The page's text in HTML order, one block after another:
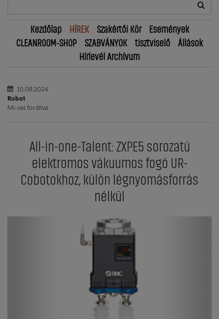
Kezdőlap HÍREK Szakértői Kör
Események
CLEANROOM-SHOP
SZABVÁNYOK tisztviselő
Állások
Hírlevél Archívum
10.08.2024
Robot
MI-vel fordítva
All-in-one-Talent: ZXPE5 sorozatú
elektromos vákuumos fogó UR-
Cobotokhoz, külön légnyomásforrás
nélkül